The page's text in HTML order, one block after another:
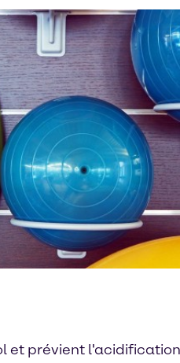
et prévient